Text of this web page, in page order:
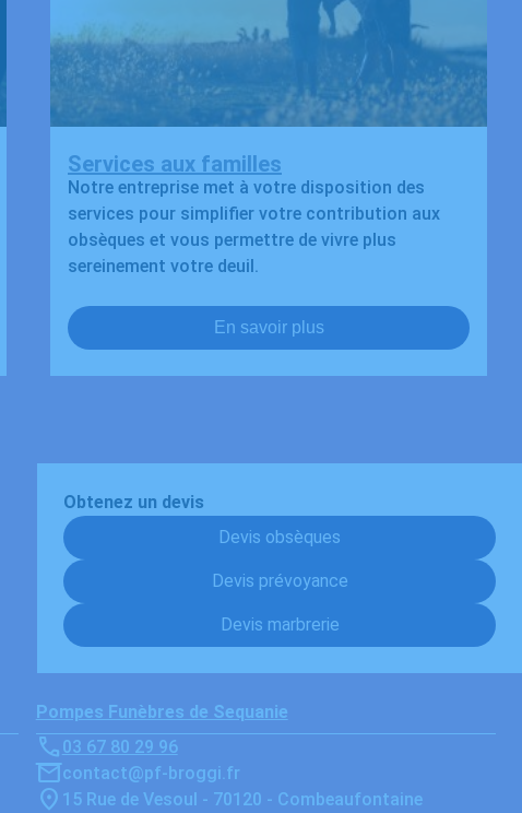
Services aux familles
Notre entreprise met à votre disposition des
services pour simplifier votre contribution aux
obsèques et vous permettre de vivre plus
sereinement votre deuil.
En savoir plus
Obtenez un devis
Devis obsèques
Devis prévoyance
Devis marbrerie
Pompes Funèbres de Sequanie
03 67 80 29 96
contact@pf-broggi.fr
15 Rue de Vesoul - 70120 - Combeaufontaine